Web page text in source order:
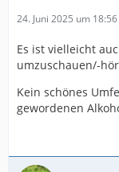
24. Juni 2025 um 18:56
Es ist vielleicht
umzuschauen/-
Kein schönes
gewordenen